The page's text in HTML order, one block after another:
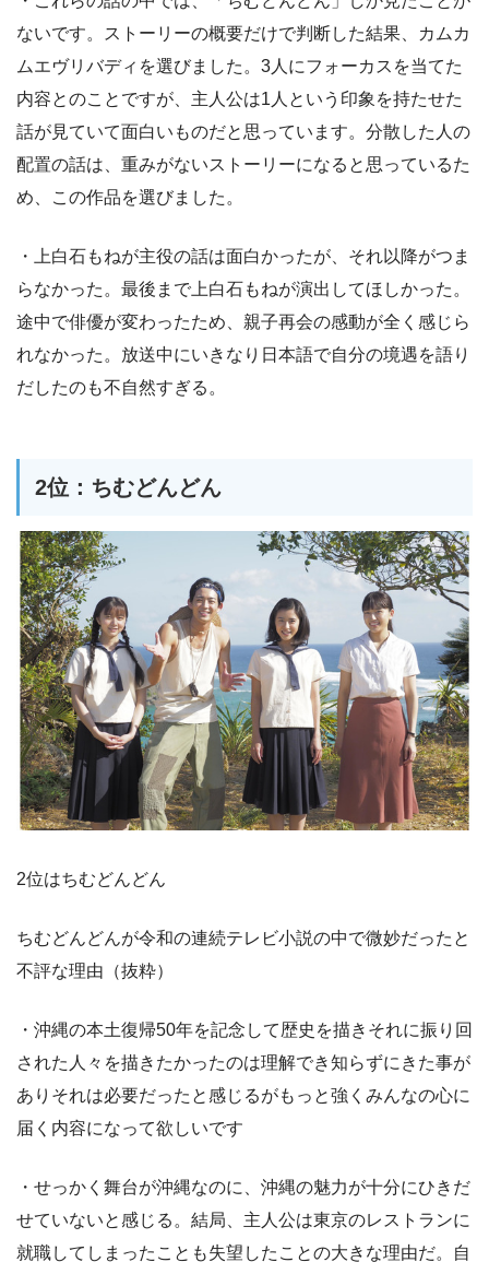
ないです。ストーリーの概要だけで判断した結果、カムカ
ムエヴリバディを選びました。3人にフォーカスを当てた
内容とのことですが、主人公は1人という印象を持たせた
話が見ていて面白いものだと思っています。分散した人の
配置の話は、重みがないストーリーになると思っているた
め、この作品を選びました。
・上白石もねが主役の話は面白かったが、それ以降がつま
らなかった。最後まで上白石もねが演出してほしかった。
途中で俳優が変わったため、親子再会の感動が全く感じら
れなかった。放送中にいきなり日本語で自分の境遇を語り
だしたのも不自然すぎる。
2位：ちむどんどん
2位はちむどんどん
ちむどんどんが令和の連続テレビ小説の中で微妙だったと
不評な理由（抜粋）
・沖縄の本土復帰50年を記念して歴史を描きそれに振り回
された人々を描きたかったのは理解でき知らずにきた事が
ありそれは必要だったと感じるがもっと強くみんなの心に
届く内容になって欲しいです
・せっかく舞台が沖縄なのに、沖縄の魅力が十分にひきだ
せていないと感じる。結局、主人公は東京のレストランに
就職してしまったことも失望したことの大きな理由だ。自